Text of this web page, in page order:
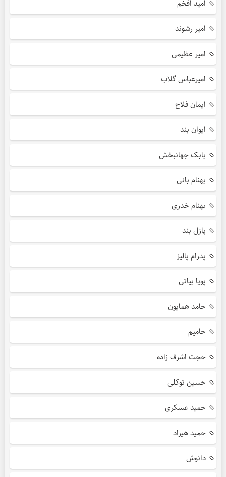
امید افخم
امیر رشوند
امیر عظیمی
امیرعباس گلاب
ایمان فلاح
ایوان بند
بابک جهانبخش
بهنام بانی
بهنام خدری
پازل بند
پدرام پالیز
پویا بیاتی
حامد همایون
حامیم
حجت اشرف زاده
حسین توکلی
حمید عسکری
حمید هیراد
دانوش